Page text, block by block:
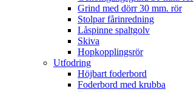
Grind med dörr 30 mm. rör
Stolpar fårinredning
Låspinne spaltgolv
Skiva
Hopkopplingsrör
Utfodring
Höjbart foderbord
Foderbord med krubba